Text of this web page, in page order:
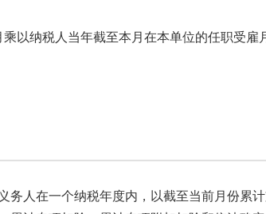
以纳税人当年截至本月在本单位的任职受雇
务人在一个纳税年度内，以截至当前月份累